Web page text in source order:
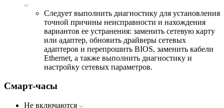
Следует выполнить диагностику для установления
точной причины неисправности и нахождения
вариантов ее устранения: заменить сетевую карту
или адаптер, обновить драйверы сетевых
адаптеров и перепрошить BIOS, заменить кабели
Ethernet, а также выполнить диагностику и
настройку сетевых параметров.
Смарт-часы
Не включаются